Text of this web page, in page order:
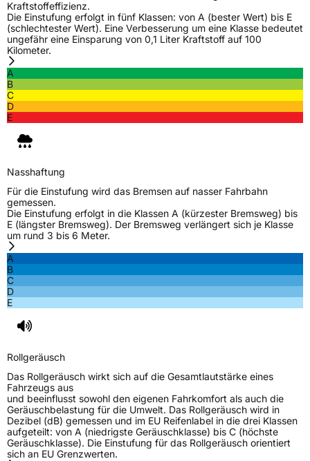
M+SJa
C-Reifen
EU Label
Nasshaftung
Rollgeräusch (dB)72
FahrzeugklasseC2
EPREL ID
Allgemeine Produktsicherheit (GPSR)
HerstellerkontaktZhongce Europe GmbH, Hollerithallee 17
Deutschland, leoliao@zc-rubber.com
Kraftstoffeffizienz.
Die Einstufung erfolgt in fünf Klassen: von A (bester Wert) bis E
(schlechtester Wert). Eine Verbesserung um eine Klasse bedeutet
ungefähr eine Einsparung von 0,1 Liter Kraftstoff auf 100
Kilometer.
A
B
C
D
E
Nasshaftung
Für die Einstufung wird das Bremsen auf nasser Fahrbahn
gemessen.
Die Einstufung erfolgt in die Klassen A (kürzester Bremsweg) bis
E (längster Bremsweg). Der Bremsweg verlängert sich je Klasse
um rund 3 bis 6 Meter.
A
B
C
D
E
Rollgeräusch
Das Rollgeräusch wirkt sich auf die Gesamtlautstärke eines
Fahrzeugs aus
und beeinflusst sowohl den eigenen Fahrkomfort als auch die
Geräuschbelastung für die Umwelt. Das Rollgeräusch wird in
Dezibel (dB) gemessen und im EU Reifenlabel in die drei Klassen
aufgeteilt: von A (niedrigste Geräuschklasse) bis C (höchste
Geräuschklasse). Die Einstufung für das Rollgeräusch orientiert
sich an EU Grenzwerten.